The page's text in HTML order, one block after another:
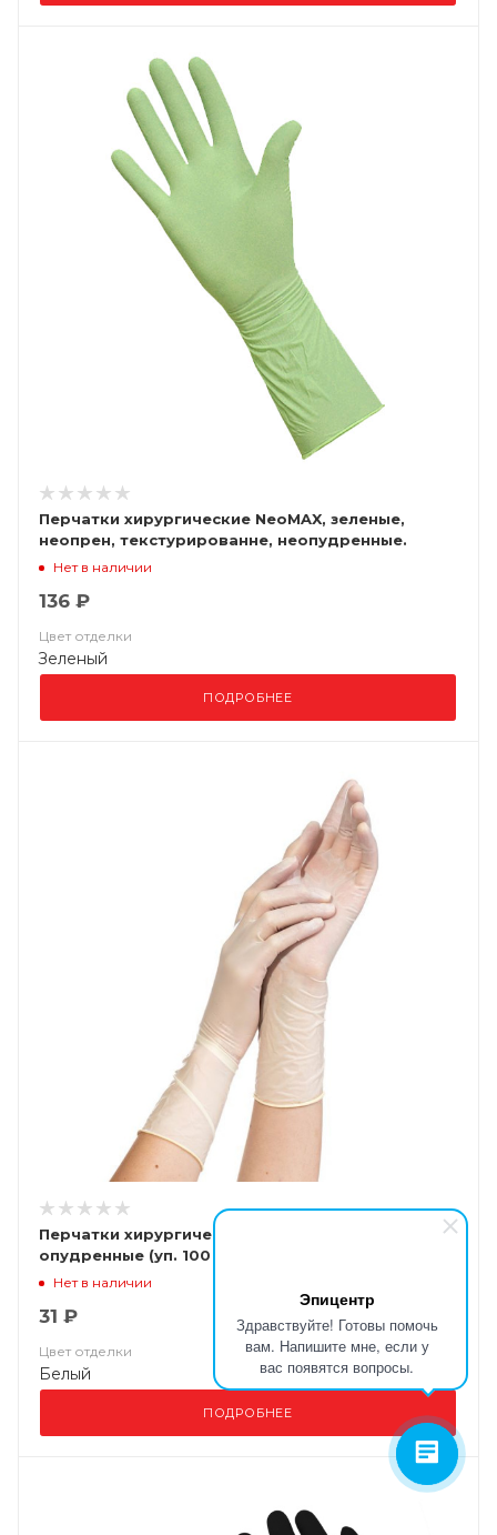
Эпицентр
Здравствуйте! Готовы помочь
вам. Напишите мне, если у
вас появятся вопросы.
Перчатки хирургические NeoMAX, зеленые,
неопрен, текстурированне, неопудренные.
стерильные
Нет в наличии
136 ₽
Цвет отделки
Зеленый
ПОДРОБНЕЕ
Перчатки хирургические SuperMax латексные
опудренные (уп. 100 шт)
Нет в наличии
31 ₽
Цвет отделки
Белый
ПОДРОБНЕЕ